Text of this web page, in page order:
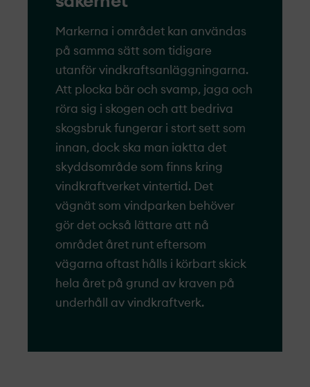
Markerna i området kan användas
på samma sätt som tidigare
utanför vindkraftsanläggningarna.
Att plocka bär och svamp, jaga och
röra sig i skogen och att bedriva
skogsbruk fungerar i stort sett som
innan, dock ska man iaktta det
skyddsområde som finns kring
vindkraftverket vintertid. Det
vägnät som vindparken behöver
gör det också lättare att nå
området året runt eftersom
vägarna oftast hålls i körbart skick
hela året på grund av kraven på
underhåll av vindkraftverk.